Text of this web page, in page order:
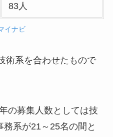
83人
イナビ
術系を合わせたもので
の募集人数としては技
系が21～25名の間と